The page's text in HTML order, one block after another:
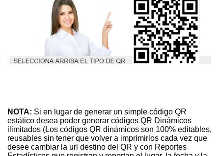
NOTA: Si en lugar de generar un simple código QR
estático desea poder generar códigos QR Dinámicos
ilimitados (Los códigos QR dinámicos son 100% editables,
reusables sin tener que volver a imprimirlos cada vez que
desee cambiar la url destino del QR y con Reportes